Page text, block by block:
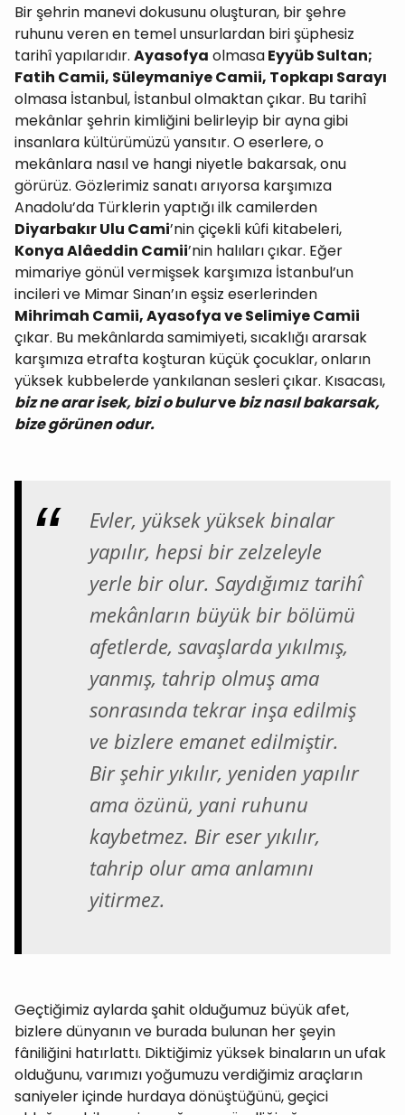
Bir şehrin manevi dokusunu oluşturan, bir şehre
ruhunu veren en temel unsurlardan biri şüphesiz
tarihî yapılarıdır. Ayasofya olmasaEyyüb Sultan;
Fatih Camii, Süleymaniye Camii, Topkapı Sarayı
olmasa İstanbul, İstanbul olmaktan çıkar. Bu tarihî
mekânlar şehrin kimliğini belirleyip bir ayna gibi
insanlara kültürümüzü yansıtır. O eserlere, o
mekânlara nasıl ve hangi niyetle bakarsak, onu
görürüz. Gözlerimiz sanatı arıyorsa karşımıza
Anadolu’da Türklerin yaptığı ilk camilerden
Diyarbakır Ulu Cami’nin çiçekli kûfi kitabeleri,
Konya Alâeddin Camii’nin halıları çıkar. Eğer
mimariye gönül vermişsek karşımıza İstanbul’un
incileri ve Mimar Sinan’ın eşsiz eserlerinden
Mihrimah Camii, Ayasofya ve Selimiye Camii
çıkar. Bu mekânlarda samimiyeti, sıcaklığı ararsak
karşımıza etrafta koşturan küçük çocuklar, onların
yüksek kubbelerde yankılanan sesleri çıkar. Kısacası,
biz ne arar isek, bizi o bulurvebiz nasıl bakarsak,
bize görünen odur.
Evler, yüksek yüksek binalar
yapılır, hepsi bir zelzeleyle
yerle bir olur. Saydığımız tarihî
mekânların büyük bir bölümü
afetlerde, savaşlarda yıkılmış,
yanmış, tahrip olmuş ama
sonrasında tekrar inşa edilmiş
ve bizlere emanet edilmiştir.
Bir şehir yıkılır, yeniden yapılır
ama özünü, yani ruhunu
kaybetmez. Bir eser yıkılır,
tahrip olur ama anlamını
yitirmez.
Geçtiğimiz aylarda şahit olduğumuz büyük afet,
bizlere dünyanın ve burada bulunan her şeyin
fâniliğini hatırlattı. Diktiğimiz yüksek binaların un ufak
olduğunu, varımızı yoğumuzu verdiğimiz araçların
saniyeler içinde hurdaya dönüştüğünü, geçici